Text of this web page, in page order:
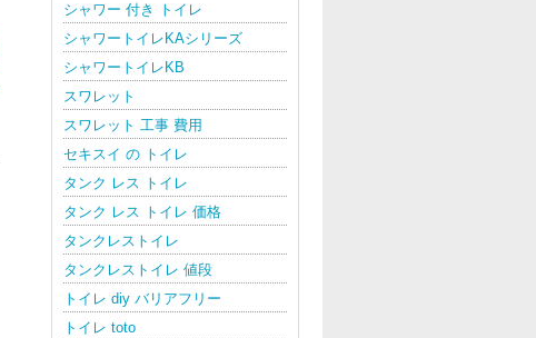
シャワー 付き トイレ
シャワートイレKAシリーズ
シャワートイレKB
スワレット
スワレット 工事 費用
セキスイ の トイレ
タンク レス トイレ
タンク レス トイレ 価格
タンクレストイレ
タンクレストイレ 値段
トイレ diy バリアフリー
トイレ toto